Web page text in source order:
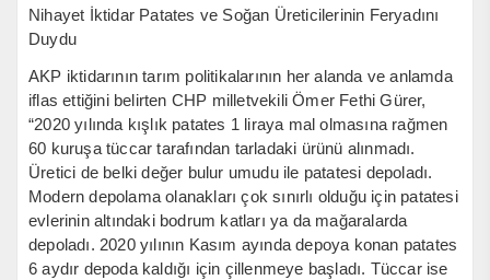
Nihayet İktidar Patates ve Soğan Üreticilerinin Feryadını
Duydu
AKP iktidarının tarım politikalarının her alanda ve anlamda
iflas ettiğini belirten CHP milletvekili Ömer Fethi Gürer,
“2020 yılında kışlık patates 1 liraya mal olmasına rağmen
60 kuruşa tüccar tarafından tarladaki ürünü alınmadı.
Üretici de belki değer bulur umudu ile patatesi depoladı.
Modern depolama olanakları çok sınırlı olduğu için patatesi
evlerinin altındaki bodrum katları ya da mağaralarda
depoladı. 2020 yılının Kasım ayında depoya konan patates
6 aydır depoda kaldığı için çillenmeye başladı. Tüccar ise